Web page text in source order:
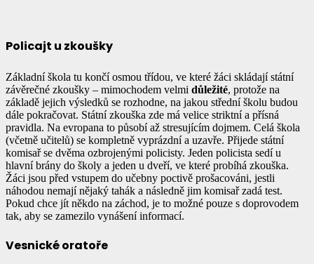
Policajt u zkoušky
Základní škola tu končí osmou třídou, ve které žáci skládají státní
závěrečné zkoušky – mimochodem velmi důležité, protože na
základě jejich výsledků se rozhodne, na jakou střední školu budou
dále pokračovat. Státní zkouška zde má velice striktní a přísná
pravidla. Na evropana to působí až stresujícím dojmem. Celá škola
(včetně učitelů) se kompletně vyprázdní a uzavře. Přijede státní
komisař se dvěma ozbrojenými policisty. Jeden policista sedí u
hlavní brány do školy a jeden u dveří, ve které probíhá zkouška.
Žáci jsou před vstupem do učebny poctivě prošacováni, jestli
náhodou nemají nějaký tahák a následně jim komisař zadá test.
Pokud chce jít někdo na záchod, je to možné pouze s doprovodem
tak, aby se zamezilo vynášení informací.
Vesnické oratoře